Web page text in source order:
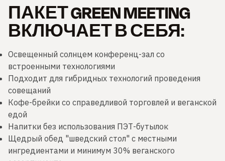
ПАКЕТ GREEN MEETING
ВКЛЮЧАЕТ В СЕБЯ:
Освещенный солнцем конференц-зал со
встроенными технологиями
Подходит для гибридных технологий проведения
совещаний
Кофе-брейки со справедливой торговлей и веганской
едой
Напитки без использования ПЭТ-бутылок
Щедрый обед "шведский стол" с местными
ингредиентами и минимум 30% веганского